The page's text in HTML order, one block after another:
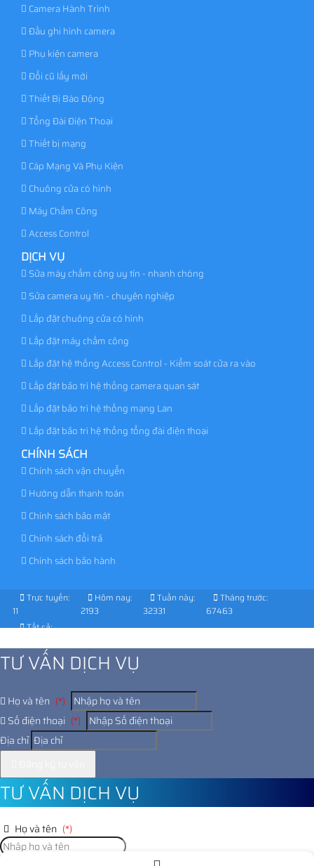
Camera Hành Trình
Đầu ghi hình camera
Phụ kiện camera
Đổi cũ lấy mới
Thiết Bị Báo Động
Tổng Đài Điện Thoại
Thiết bị mạng
Cáp Mạng Và Phụ Kiện
Chuông cửa có hình
Máy Chấm Công
Access Control
DỊCH VỤ
Sửa máy chấm công uy tín - nhanh chóng
Sửa camera uy tín - chuyên nghiệp
Lắp đặt chuông cửa có hình
Lắp đặt máy chấm công
Lắp đặt hệ thống Access Control - Kiểm soát cửa ra vào
Lắp đặt bảo trì hệ thống camera quan sát
Lắp đặt bảo trì hệ thống mạng Lan
Lắp đặt bảo trì hệ thống tổng đài điện thoại
CHÍNH SÁCH
Chính sách vận chuyển
Hướng dẫn thanh toán
Chính sách bảo mật
Chính sách đổi trả
Chính sách bảo hành
Trực tuyến:
11
Hôm nay:
2193
Tuần này:
32331
Tháng trước:
67463
Tất cả:
TƯ VẤN DỊCH VỤ
Họ và tên (*)
Số điện thoại (*)
Địa chỉ
TƯ VẤN DỊCH VỤ
Họ và tên (*)